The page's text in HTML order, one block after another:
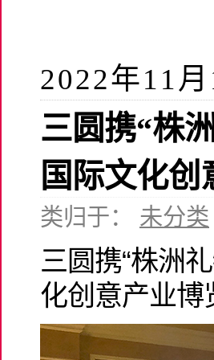
2022年11月
三圆携“株
国际文化
类归于： 未分类
三圆携“株洲
化创意产业博